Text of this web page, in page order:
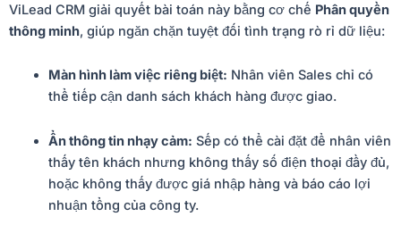
ViLead CRM giải quyết bài toán này bằng cơ chế Phân quyền
thông minh, giúp ngăn chặn tuyệt đối tình trạng rò rỉ dữ liệu:
Màn hình làm việc riêng biệt: Nhân viên Sales chỉ có
thể tiếp cận danh sách khách hàng được giao.
Ẩn thông tin nhạy cảm: Sếp có thể cài đặt để nhân viên
thấy tên khách nhưng không thấy số điện thoại đầy đủ,
hoặc không thấy được giá nhập hàng và báo cáo lợi
nhuận tổng của công ty.